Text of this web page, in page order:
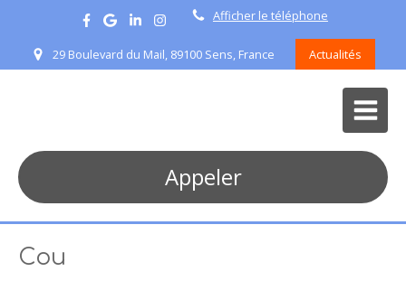
Afficher le téléphone
29 Boulevard du Mail, 89100 Sens, France Actualités
Appeler
Cou